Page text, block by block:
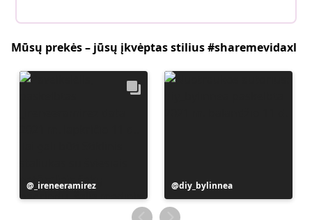
Mūsų prekės – jūsų įkvėptas stilius #sharemevidaxl
Įrašą
paskelbė
_ireneeramirez
Įrašą
paskelbė
diy_bylinnea